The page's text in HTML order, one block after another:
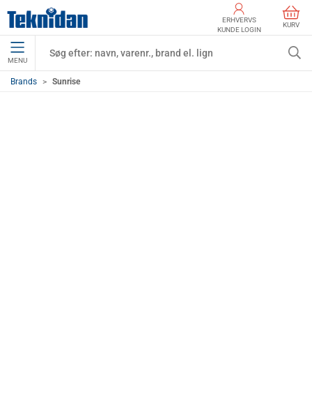
ERHVERVS
KUNDE LOGIN
KURV
MENU
Brands Sunrise